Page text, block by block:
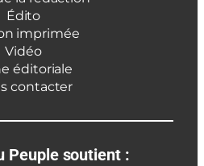
Édito
imprimée
Vidéo
éditoriale
contacter
Peuple soutient :